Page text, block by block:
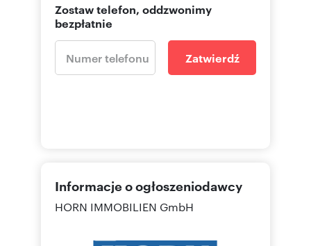
Zostaw telefon, oddzwonimy
bezpłatnie
Zatwierdź
Informacje o ogłoszeniodawcy
HORN IMMOBILIEN GmbH